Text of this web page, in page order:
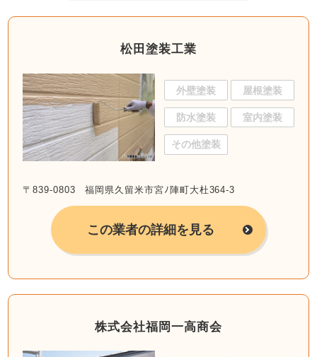
松田塗装工業
外壁塗装 屋根塗装
防水塗装 室内塗装
その他塗装
〒839-0803 福岡県久留米市宮ﾉ陣町大杜364-3
この業者の詳細を見る
株式会社福岡一高商会